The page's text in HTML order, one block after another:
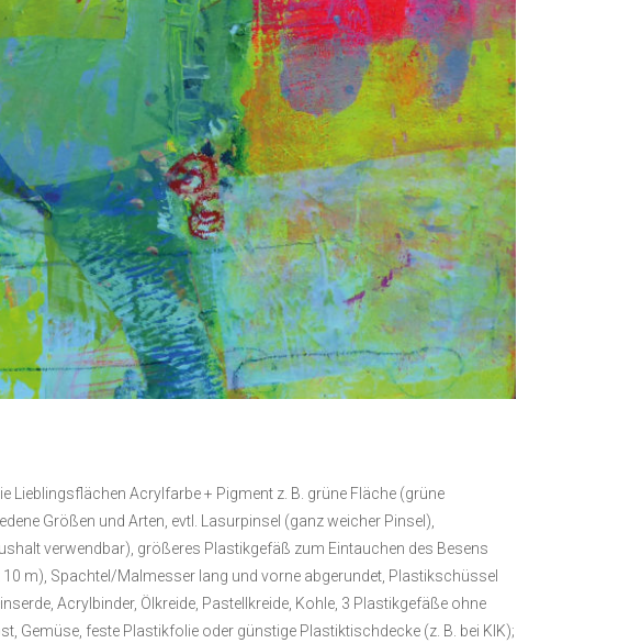
Lieblingsflächen Acrylfarbe + Pigment z. B. grüne Fläche (grüne
Größen und Arten, evtl. Lasurpinsel (ganz weicher Pinsel),
verwendbar), größeres Plastikgefäß zum Eintauchen des Besens
10 m), Spachtel/Malmesser lang und vorne abgerundet, Plastikschüssel
Acrylbinder, Ölkreide, Pastellkreide, Kohle, 3 Plastikgefäße ohne
Gemüse, feste Plastikfolie oder günstige Plastiktischdecke (z. B. bei KIK);